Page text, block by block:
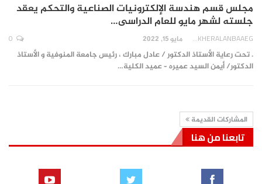
مجلس قسم هندسة الإلكترونيات الصناعية والتحكم يعقد
جلسته لشهر مايو للعام الدراسى…
AKHERALANBAAEG مايو 15, 2022
. تحت رعاية الأستاذ الدكتور / عادل مبارك ، رئيس جامعة المنوفية و الأستاذ
الدكتور/ أيمن السيد عميره – عميد الكلية…
المشاركات القديمة
تابعنا من هنا